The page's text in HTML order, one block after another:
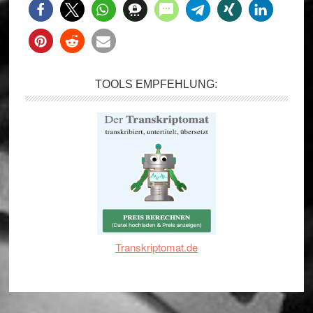
TOOLS EMPFEHLUNG:
Transkriptomat.de